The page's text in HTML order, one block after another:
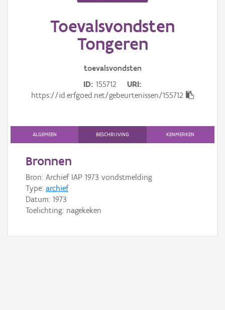
Aanduidingsobject
Gebeurtenis
Downloads
Hergebruik
Aanmelden
Toevalsvondsten
Tongeren
toevalsvondsten
ID 155712
URI
https://id.erfgoed.net/gebeurtenissen/155712
ALGEMEEN BESCHRIJVING KENMERKEN
Bronnen
Bron: Archief IAP 1973 vondstmelding
Type: archief
Datum: 1973
Toelichting: nagekeken